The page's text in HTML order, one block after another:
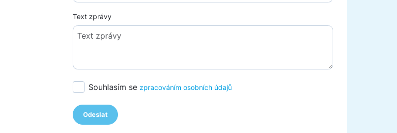
Text zprávy
Souhlasím se zpracováním osobních údajů
Odeslat